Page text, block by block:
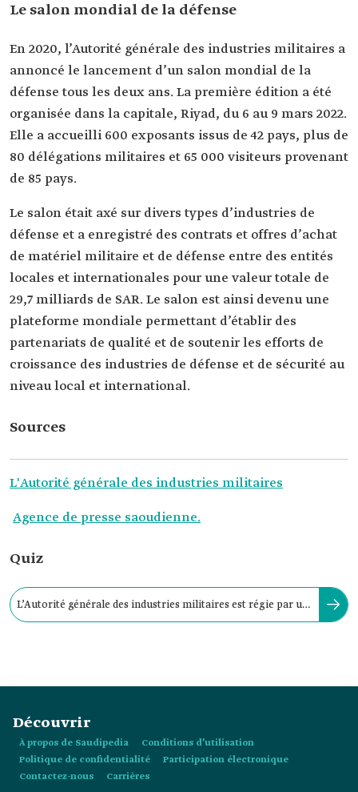
Le salon mondial de la défense
En 2020, l’Autorité générale des industries militaires a
annoncé le lancement d’un salon mondial de la
défense tous les deux ans. La première édition a été
organisée dans la capitale, Riyad, du 6 au 9 mars 2022.
Elle a accueilli 600 exposants issus de 42 pays, plus de
80 délégations militaires et 65 000 visiteurs provenant
de 85 pays.
Le salon était axé sur divers types d’industries de
défense et a enregistré des contrats et offres d’achat
de matériel militaire et de défense entre des entités
locales et internationales pour une valeur totale de
29,7 milliards de SAR. Le salon est ainsi devenu une
plateforme mondiale permettant d’établir des
partenariats de qualité et de soutenir les efforts de
croissance des industries de défense et de sécurité au
niveau local et international.
Sources
L'Autorité générale des industries militaires
Agence de presse saoudienne.
Quiz
L’Autorité générale des industries militaires est régie par un
Découvrir
À propos de Saudipedia
Conditions d’utilisation
Politique de confidentialité
Participation électronique
Contactez-nous
Carrières